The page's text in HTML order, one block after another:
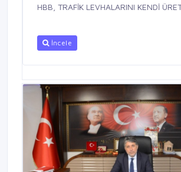
HBB, TRAFİK LEVHALARINI KENDİ
İncele